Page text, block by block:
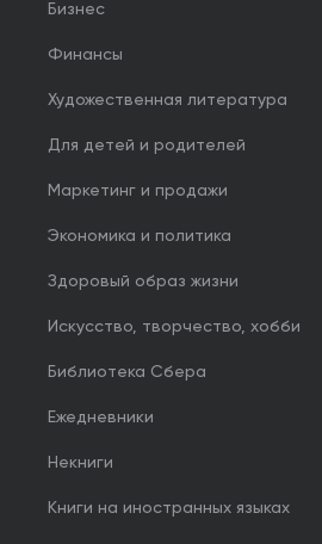
Бизнес
Финансы
Художественная литература
Для детей и родителей
Маркетинг и продажи
Экономика и политика
Здоровый образ жизни
Искусство, творчество, хобби
Библиотека Сбера
Ежедневники
Некниги
Книги на иностранных языках